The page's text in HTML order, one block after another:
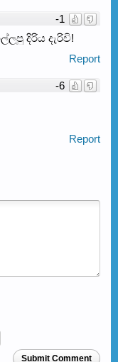
-1
දිරිය දැරිවි!
Report
-6
Report
Submit Comment